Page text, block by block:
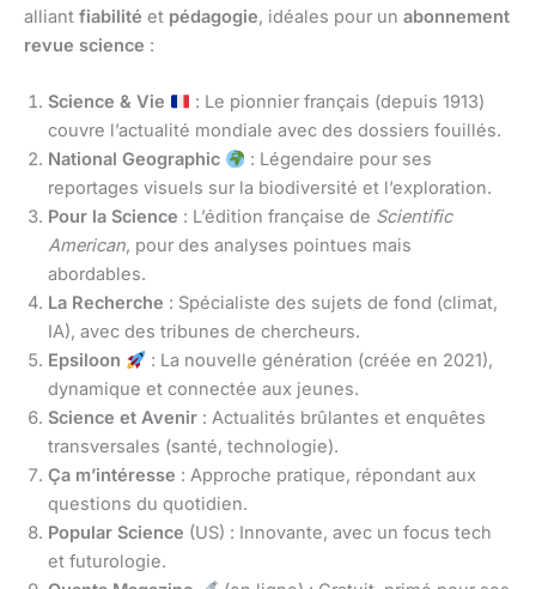
alliant fiabilité et pédagogie, idéales pour un abonnement
revue science :
Science & Vie
: Le pionnier français (depuis 1913)
couvre l’actualité mondiale avec des dossiers fouillés.
National Geographic
: Légendaire pour ses
reportages visuels sur la biodiversité et l’exploration.
Pour la Science : L’édition française de Scientific
American, pour des analyses pointues mais
abordables.
La Recherche : Spécialiste des sujets de fond (climat,
IA), avec des tribunes de chercheurs.
Epsiloon
: La nouvelle génération (créée en 2021),
dynamique et connectée aux jeunes.
Science et Avenir : Actualités brûlantes et enquêtes
transversales (santé, technologie).
Ça m’intéresse : Approche pratique, répondant aux
questions du quotidien.
Popular Science (US) : Innovante, avec un focus tech
et futurologie.